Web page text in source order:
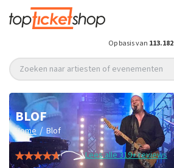
Op basis van 113.182
Zoeken naar artiesten of evenementen
BLOF
Home / Blof
Lees alle 319+ reviews